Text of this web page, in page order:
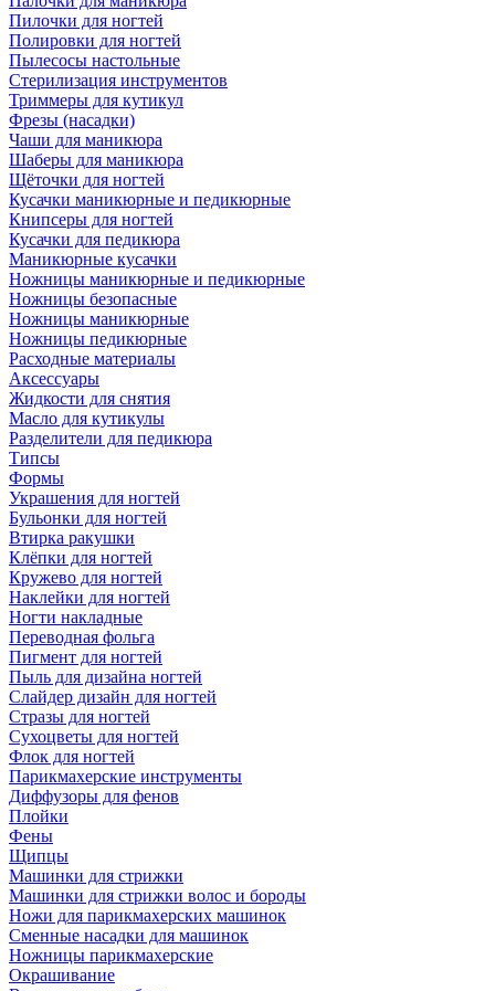
Пилочки для ногтей
Полировки для ногтей
Пылесосы настольные
Стерилизация инструментов
Триммеры для кутикул
Фрезы (насадки)
Чаши для маникюра
Шаберы для маникюра
Щёточки для ногтей
Кусачки маникюрные и педикюрные
Книпсеры для ногтей
Кусачки для педикюра
Маникюрные кусачки
Ножницы маникюрные и педикюрные
Ножницы безопасные
Ножницы маникюрные
Ножницы педикюрные
Расходные материалы
Аксессуары
Жидкости для снятия
Масло для кутикулы
Разделители для педикюра
Типсы
Формы
Украшения для ногтей
Бульонки для ногтей
Втирка ракушки
Клёпки для ногтей
Кружево для ногтей
Наклейки для ногтей
Ногти накладные
Переводная фольга
Пигмент для ногтей
Пыль для дизайна ногтей
Слайдер дизайн для ногтей
Стразы для ногтей
Сухоцветы для ногтей
Флок для ногтей
Парикмахерские инструменты
Диффузоры для фенов
Плойки
Фены
Щипцы
Машинки для стрижки
Машинки для стрижки волос и бороды
Ножи для парикмахерских машинок
Сменные насадки для машинок
Ножницы парикмахерские
Окрашивание